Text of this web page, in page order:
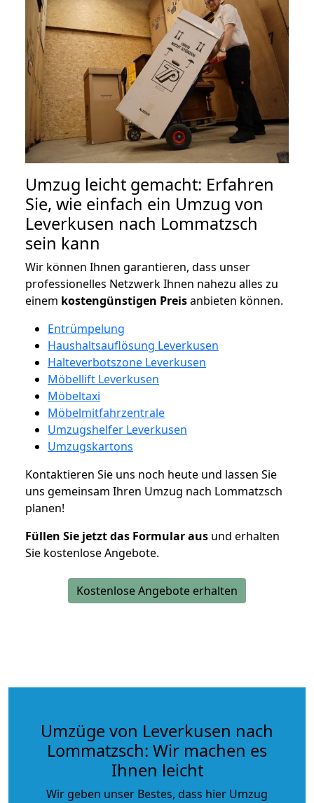
Umzug leicht gemacht: Erfahren
Sie, wie einfach ein Umzug von
Leverkusen nach Lommatzsch
sein kann
Wir können Ihnen garantieren, dass unser
professionelles Netzwerk Ihnen nahezu alles zu
einem kostengünstigen Preisanbieten können.
Entrümpelung
Haushaltsauflösung Leverkusen
Halteverbotszone Leverkusen
Möbellift Leverkusen
Möbeltaxi
Möbelmitfahrzentrale
Umzugshelfer Leverkusen
Umzugskartons
Kontaktieren Sie uns noch heute und lassen Sie
uns gemeinsam Ihren Umzug nach Lommatzsch
planen!
Füllen Sie jetzt das Formular aus und erhalten
Sie kostenlose Angebote.
Kostenlose Angebote erhalten
Umzüge von Leverkusen nach
Lommatzsch: Wir machen es
Ihnen leicht
Wir geben unser Bestes, dass hier Umzug